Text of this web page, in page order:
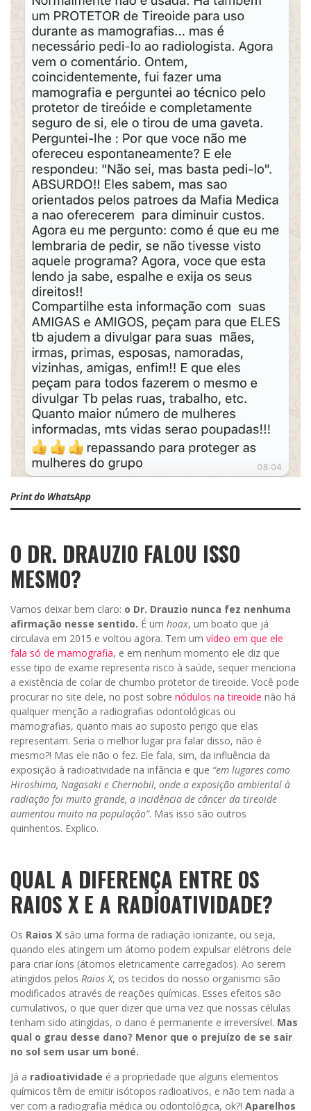
Print do WhatsApp
O DR. DRAUZIO FALOU ISSO
MESMO?
Vamos deixar bem claro: o Dr. Drauzio nunca fez nenhuma
afirmação nesse sentido. É um hoax, um boato que já
circulava em 2015 e voltou agora. Tem um vídeo em que ele
fala só de mamografia, e em nenhum momento ele diz que
esse tipo de exame representa risco à saúde, sequer menciona
a existência de colar de chumbo protetor de tireoide. Você pode
procurar no site dele, no post sobre nódulos na tireoide não há
qualquer menção a radiografias odontológicas ou
mamografias, quanto mais ao suposto perigo que elas
representam. Seria o melhor lugar pra falar disso, não é
mesmo?! Mas ele não o fez. Ele fala, sim, da influência da
exposição à radioatividade na infância e que “em lugares como
Hiroshima, Nagasaki e Chernobil, onde a exposição ambiental à
radiação foi muito grande, a incidência de câncer da tireoide
aumentou muito na população”. Mas isso são outros
quinhentos. Explico.
QUAL A DIFERENÇA ENTRE OS
RAIOS X E A RADIOATIVIDADE?
Os Raios X são uma forma de radiação ionizante, ou seja,
quando eles atingem um átomo podem expulsar elétrons dele
para criar íons (átomos eletricamente carregados). Ao serem
atingidos pelos Raios X, os tecidos do nosso organismo são
modificados através de reações químicas. Esses efeitos são
cumulativos, o que quer dizer que uma vez que nossas células
tenham sido atingidas, o dano é permanente e irreversível. Mas
qual o grau desse dano? Menor que o prejuízo de se sair
no sol sem usar um boné.
Já a radioatividade é a propriedade que alguns elementos
químicos têm de emitir isótopos radioativos, e não tem nada a
ver com a radiografia médica ou odontológica, ok?! Aparelhos